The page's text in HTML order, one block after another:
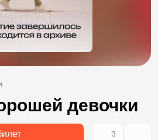
девочки
3